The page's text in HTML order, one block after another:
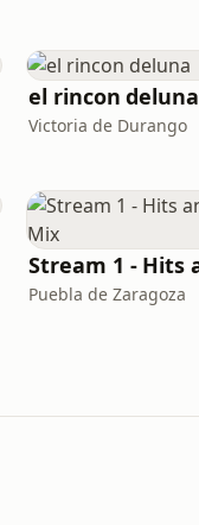
el rincon deluna
Victoria de Durango
Puebla de Zaragoza